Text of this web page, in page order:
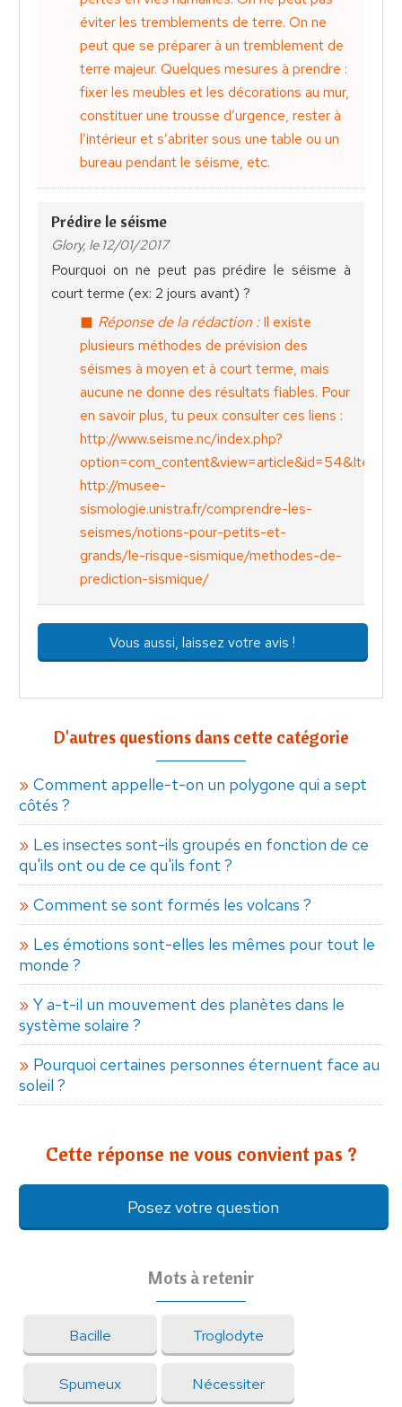
éviter les tremblements de terre. On ne
peut que se préparer à un tremblement de
terre majeur. Quelques mesures à prendre :
fixer les meubles et les décorations au mur,
constituer une trousse d’urgence, rester à
l’intérieur et s’abriter sous une table ou un
bureau pendant le séisme, etc.
Prédire le séisme
Glory, le 12/01/2017
Pourquoi on ne peut pas prédire le séisme à
court terme (ex: 2 jours avant) ?
Réponse de la rédaction :Il existe
plusieurs méthodes de prévision des
séismes à moyen et à court terme, mais
aucune ne donne des résultats fiables. Pour
en savoir plus, tu peux consulter ces liens :
http://www.seisme.nc/index.php?
http://musee-
sismologie.unistra.fr/comprendre-les-
seismes/notions-pour-petits-et-
grands/le-risque-sismique/methodes-de-
prediction-sismique/
Vous aussi, laissez votre avis !
D'autres questions dans cette catégorie
Comment appelle-t-on un polygone qui a sept
côtés ?
Les insectes sont-ils groupés en fonction de ce
qu'ils ont ou de ce qu'ils font ?
Comment se sont formés les volcans ?
Les émotions sont-elles les mêmes pour tout le
monde ?
Y a-t-il un mouvement des planètes dans le
système solaire ?
Pourquoi certaines personnes éternuent face au
soleil ?
Cette réponse ne vous convient pas ?
Posez votre question
Mots à retenir
Bacille Troglodyte
Spumeux Nécessiter